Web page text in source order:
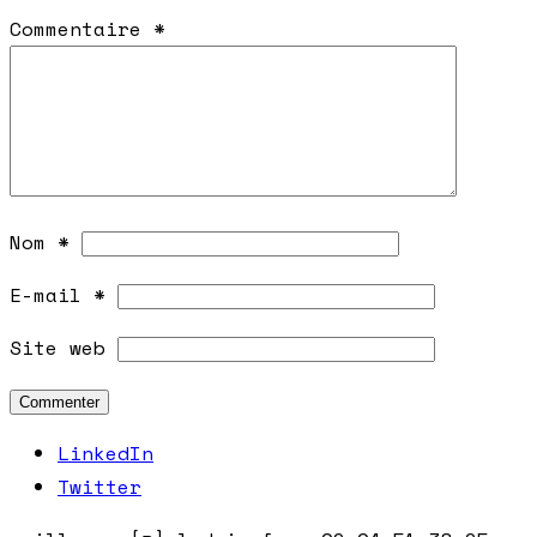
Commentaire *
Nom *
E-mail *
Site web
LinkedIn
Twitter